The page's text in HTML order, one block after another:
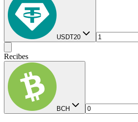
USDT20
Recibes
BCH